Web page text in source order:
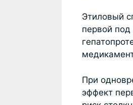
Этиловый
первой под
При
эффект